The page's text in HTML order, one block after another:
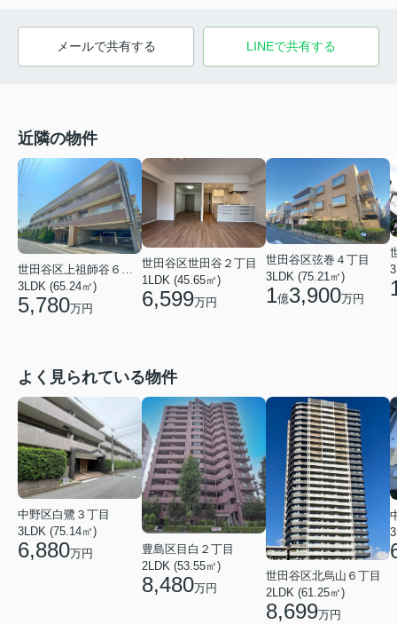
メールで共有する LINEで共有する
近隣の物件
世田谷区上祖師谷６丁目
3LDK (65.24㎡)
5,780万円
世田谷区世田谷２丁目
1LDK (45.65㎡)
6,599万円
世田谷区弦巻４丁目
3LDK (75.21㎡)
1億3,900万円
よく見られている物件
中野区白鷺３丁目
3LDK (75.14㎡)
6,880万円
豊島区目白２丁目
2LDK (53.55㎡)
8,480万円
世田谷区北烏山６丁目
2LDK (61.25㎡)
8,699万円